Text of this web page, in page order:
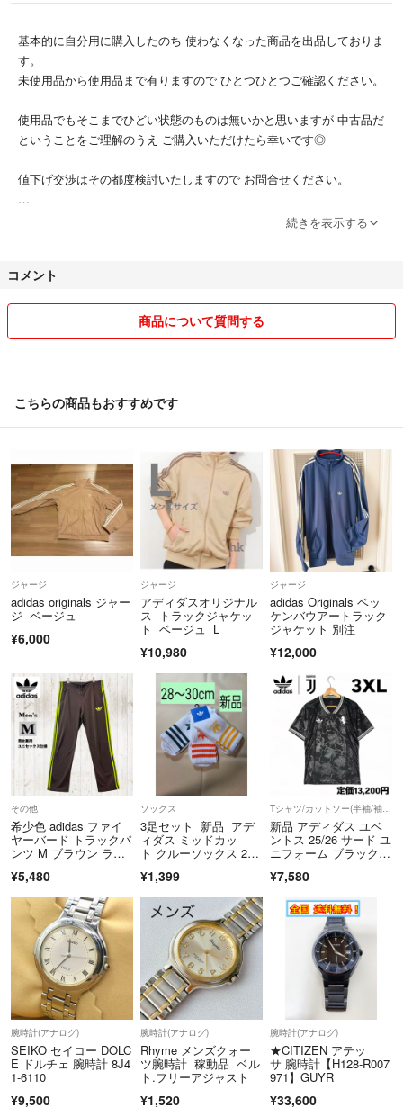
基本的に自分用に購入したのち 使わなくなった商品を出品しておりま
す。
未使用品から使用品まで有りますので ひとつひとつご確認ください。
使用品でもそこまでひどい状態のものは無いかと思いますが 中古品だ
ということをご理解のうえ ご購入いただけたら幸いです◎
値下げ交渉はその都度検討いたしますので お問合せください。
まだ取引が少なく 至らない点が多いかと思いますので そう言った場合
続きを表示する
コメント
商品について質問する
こちらの商品もおすすめです
ジャージ
adidas originals ジャー
ジ ベージュ
¥6,000
ジャージ
アディダスオリジナル
ス トラックジャケッ
ト ベージュ L
¥10,980
ジャージ
adidas Originals ベッ
ケンバウアートラック
ジャケット 別注
¥12,000
その他
希少色 adidas ファイ
ヤーバード トラックパ
ンツ M ブラウン ライ
¥5,480
ソックス
3足セット 新品 アデ
ィダス ミッドカッ
ト クルーソックス 2
¥1,399
Tシャツ/カットソー(半袖/袖なし)
新品 アディダス ユベ
ントス 25/26 サード ユ
ニフォーム ブラック 3
リカ ユニフォーム
¥7,580
腕時計(アナログ)
SEIKO セイコー DOLC
E ドルチェ 腕時計 8J4
1-6110
¥9,500
腕時計(アナログ)
Rhyme メンズクォー
ツ腕時計 稼動品 ベル
ト.フリーアジャスト
¥1,520
腕時計(アナログ)
★CITIZEN アテッ
サ 腕時計【H128-R007
971】GUYR
¥33,600